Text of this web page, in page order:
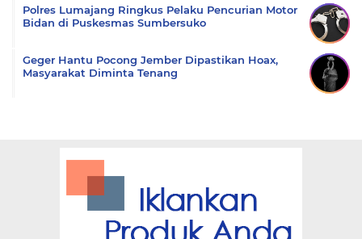
Polres Lumajang Ringkus Pelaku Pencurian Motor
Bidan di Puskesmas Sumbersuko
Geger Hantu Pocong Jember Dipastikan Hoax,
Masyarakat Diminta Tenang